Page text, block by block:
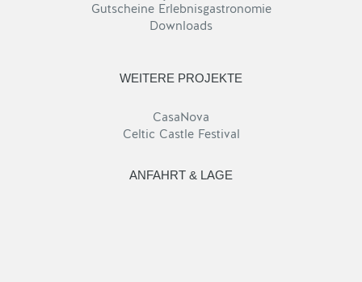
Gutscheine Erlebnisgastronomie
Downloads
WEITERE PROJEKTE
CasaNova
Celtic Castle Festival
ANFAHRT & LAGE